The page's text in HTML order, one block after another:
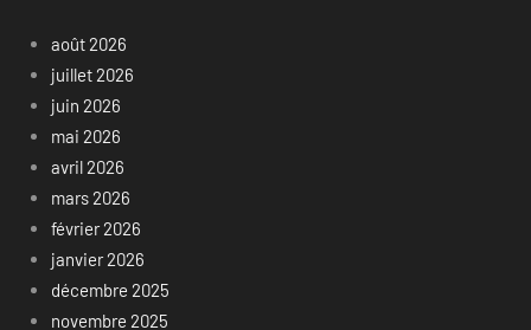
août 2026
juillet 2026
juin 2026
mai 2026
avril 2026
mars 2026
février 2026
janvier 2026
décembre 2025
novembre 2025